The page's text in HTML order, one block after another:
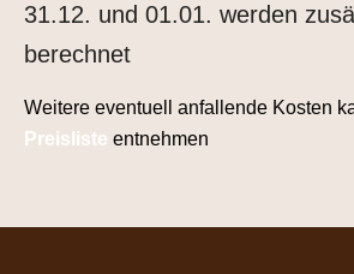
31.12. und 01.01. werden
berechnet
Weitere eventuell anfallende Kosten
Preisliste entnehmen